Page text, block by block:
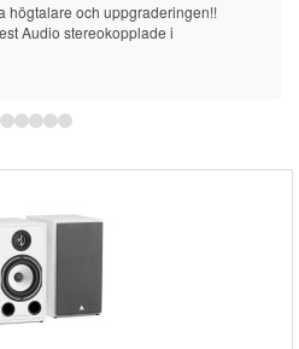
högtalare och uppgraderingen!!
Audio stereokopplade i
tidigare haft någon Sonosprodukt så
inga tuffa konkurrenter men är
De är också välbyggda och tar
tycker de är prisvärda.
skjortan av dem.